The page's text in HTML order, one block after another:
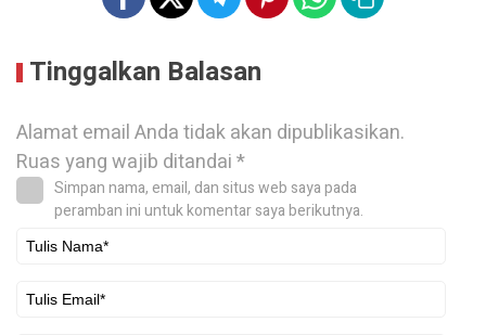
Tinggalkan Balasan
Alamat email Anda tidak akan dipublikasikan.
Ruas yang wajib ditandai*
Simpan nama, email, dan situs web saya pada
peramban ini untuk komentar saya berikutnya.